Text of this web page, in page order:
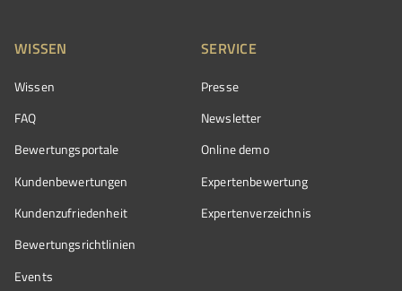
WISSEN
Wissen
FAQ
Bewertungsportale
Kundenbewertungen
Kundenzufriedenheit
Bewertungs­richtlinien
Events
SERVICE
Presse
Newsletter
Online demo
Expertenbewertung
Expertenverzeichnis